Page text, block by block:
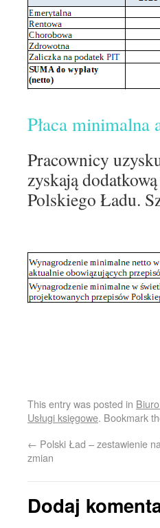
Płaca minimalna
Pracownicy
zyskają
Polskiego Ładu.
This entry was posted in
Usługi księgowe. Bookmark
← Polski Ład – zestawienie
zmian
Dodaj